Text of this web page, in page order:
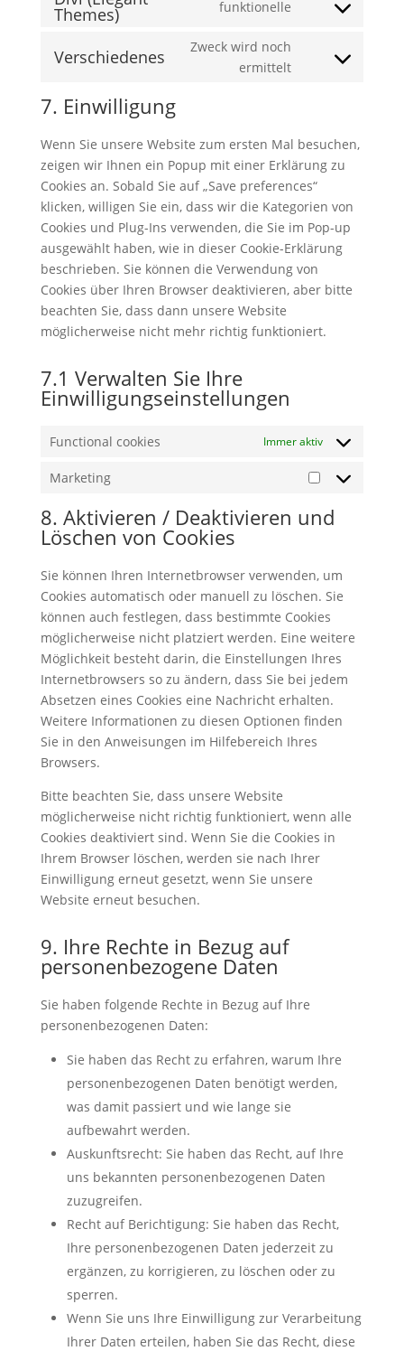
service
Themes) funktionelle
Consent
service
Verschiedenes
Zweck wird noch
ermittelt
Consent
7. Einwilligung
Wenn Sie unsere Website zum ersten Mal besuchen,
zeigen wir Ihnen ein Popup mit einer Erklärung zu
Cookies an. Sobald Sie auf „Save preferences“
klicken, willigen Sie ein, dass wir die Kategorien von
Cookies und Plug-Ins verwenden, die Sie im Pop-up
ausgewählt haben, wie in dieser Cookie-Erklärung
beschrieben. Sie können die Verwendung von
Cookies über Ihren Browser deaktivieren, aber bitte
beachten Sie, dass dann unsere Website
möglicherweise nicht mehr richtig funktioniert.
7.1 Verwalten Sie Ihre
Einwilligungseinstellungen
Functional cookies Immer aktiv
Marketing
Marketing
8. Aktivieren / Deaktivieren und
Löschen von Cookies
Sie können Ihren Internetbrowser verwenden, um
Cookies automatisch oder manuell zu löschen. Sie
können auch festlegen, dass bestimmte Cookies
möglicherweise nicht platziert werden. Eine weitere
Möglichkeit besteht darin, die Einstellungen Ihres
Internetbrowsers so zu ändern, dass Sie bei jedem
Absetzen eines Cookies eine Nachricht erhalten.
Weitere Informationen zu diesen Optionen finden
Sie in den Anweisungen im Hilfebereich Ihres
Browsers.
Bitte beachten Sie, dass unsere Website
möglicherweise nicht richtig funktioniert, wenn alle
Cookies deaktiviert sind. Wenn Sie die Cookies in
Ihrem Browser löschen, werden sie nach Ihrer
Einwilligung erneut gesetzt, wenn Sie unsere
Website erneut besuchen.
9. Ihre Rechte in Bezug auf
personenbezogene Daten
Sie haben folgende Rechte in Bezug auf Ihre
personenbezogenen Daten:
Sie haben das Recht zu erfahren, warum Ihre
personenbezogenen Daten benötigt werden,
was damit passiert und wie lange sie
aufbewahrt werden.
Auskunftsrecht: Sie haben das Recht, auf Ihre
uns bekannten personenbezogenen Daten
zuzugreifen.
Recht auf Berichtigung: Sie haben das Recht,
Ihre personenbezogenen Daten jederzeit zu
ergänzen, zu korrigieren, zu löschen oder zu
sperren.
Wenn Sie uns Ihre Einwilligung zur Verarbeitung
Ihrer Daten erteilen, haben Sie das Recht, diese